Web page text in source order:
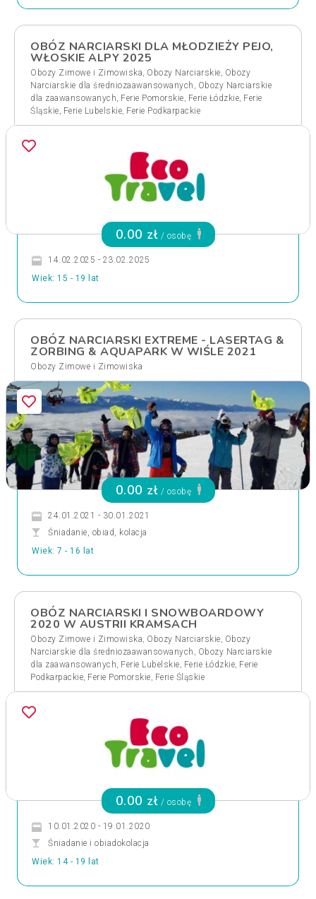
OBÓZ NARCIARSKI DLA MŁODZIEŻY PEJO,
WŁOSKIE ALPY 2025
Obozy Zimowe i Zimowiska, Obozy Narciarskie, Obozy
Narciarskie dla średniozaawansowanych , Obozy Narciarskie
dla zaawansowanych, Ferie Pomorskie, Ferie Łódzkie, Ferie
Śląskie, Ferie Lubelskie, Ferie Podkarpackie
0.00 zł / osobę
14.02.2025 - 23.02.2025
Wiek: 15 - 19 lat
OBÓZ NARCIARSKI EXTREME - LASERTAG &
ZORBING & AQUAPARK W WIŚLE 2021
Obozy Zimowe i Zimowiska
0.00 zł / osobę
24.01.2021 - 30.01.2021
Śniadanie, obiad, kolacja
Wiek: 7 - 16 lat
OBÓZ NARCIARSKI I SNOWBOARDOWY
2020 W AUSTRII KRAMSACH
Obozy Zimowe i Zimowiska, Obozy Narciarskie, Obozy
Narciarskie dla średniozaawansowanych , Obozy Narciarskie
dla zaawansowanych, Ferie Lubelskie, Ferie Łódzkie, Ferie
Podkarpackie, Ferie Pomorskie, Ferie Śląskie
0.00 zł / osobę
10.01.2020 - 19.01.2020
Śniadanie i obiadokolacja
Wiek: 14 - 19 lat